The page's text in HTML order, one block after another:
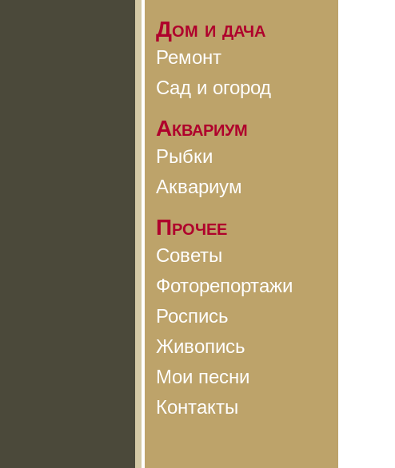
Дом и дача
Ремонт
Сад и огород
Аквариум
Рыбки
Аквариум
Прочее
Советы
Фоторепортажи
Роспись
Живопись
Мои песни
Контакты